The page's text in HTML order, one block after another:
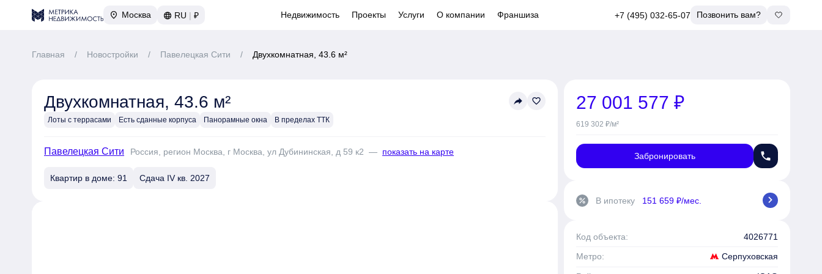
Москва RU | ₽ Недвижимость Проекты Услуги О компании Франшиза +7 (495) 032-65-07 Позвонить вам?
Главная / Новостройки / Павелецкая Сити / Двухкомнатная, 43.6 м²
Двухкомнатная, 43.6 м²
Лоты с террасами Есть сданные корпуса Панорамные окна В пределах ТТК
reply favorite_border
Павелецкая Сити Россия, регион Москва, г Москва, ул Дубининская, д 59 к2 — показать на карте
Квартир в доме: 91 Сдача IV кв. 2027
27 001 577 ₽
619 302 ₽/м²
Забронировать phone
percent В ипотеку 151 659 ₽/мес. chevron_right
Код объекта: 4026771
Метро: Серпуховская